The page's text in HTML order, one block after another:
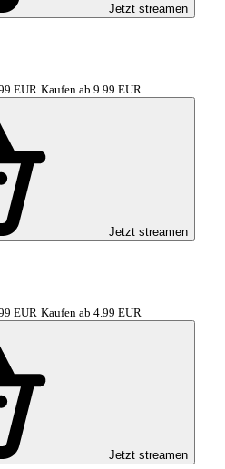
Jetzt streamen
EUR Kaufen ab 9.99 EUR
Jetzt streamen
EUR Kaufen ab 4.99 EUR
Jetzt streamen